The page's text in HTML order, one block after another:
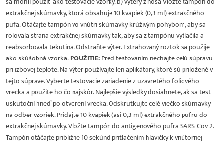
extrakčnej skúmavky, ktorá obsahuje 10 kvapiek (0,3 ml) extrakčného
pufa. Otáčajte tampón vo vnútri skúmavky krúživým pohybom, aby sa
rolovala strana extrakčnej skúmavky tak, aby sa z tampónu vytlačila a
reabsorbovala tekutina. Odstraňte výter. Extrahovaný roztok sa použije
ako skúšobná vzorka.POUŽITIE:Pred testovaním nechajte celú súpravu
pri izbovej teplote. Na výter používajte len aplikátory, ktoré sú priložené v
tejto súprave. Vyberte testovacie zariadenie z uzavretého foliového
vrecka a použite ho čo najskôr. Najlepšie výsledky dosiahnete, ak sa test
uskutoční hneď po otvorení vrecka. Odskrutkujte celé viečko skúmavky
na odber vzoriek. Pridajte 10 kvapiek (asi 0,3 ml) extrakčného pufru do
extrakčnej skúmavky. Vložte tampón do antigenového pufra SARS-Cov 2.
Tampón otáčajte približne 10 sekúnd pritlačením hlavičky k vnútornej